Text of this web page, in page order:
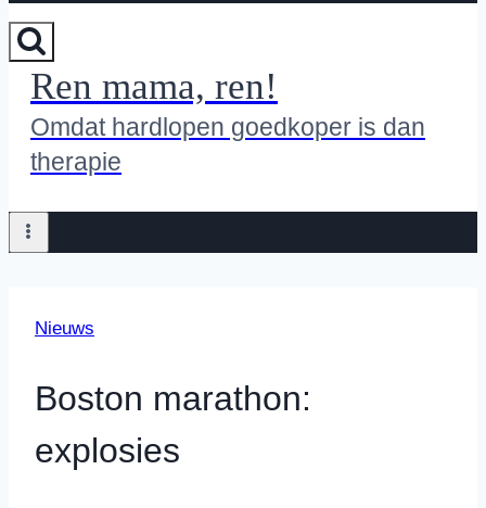
Ren mama, ren!
Omdat hardlopen goedkoper is dan
therapie
Nieuws
Boston marathon:
explosies